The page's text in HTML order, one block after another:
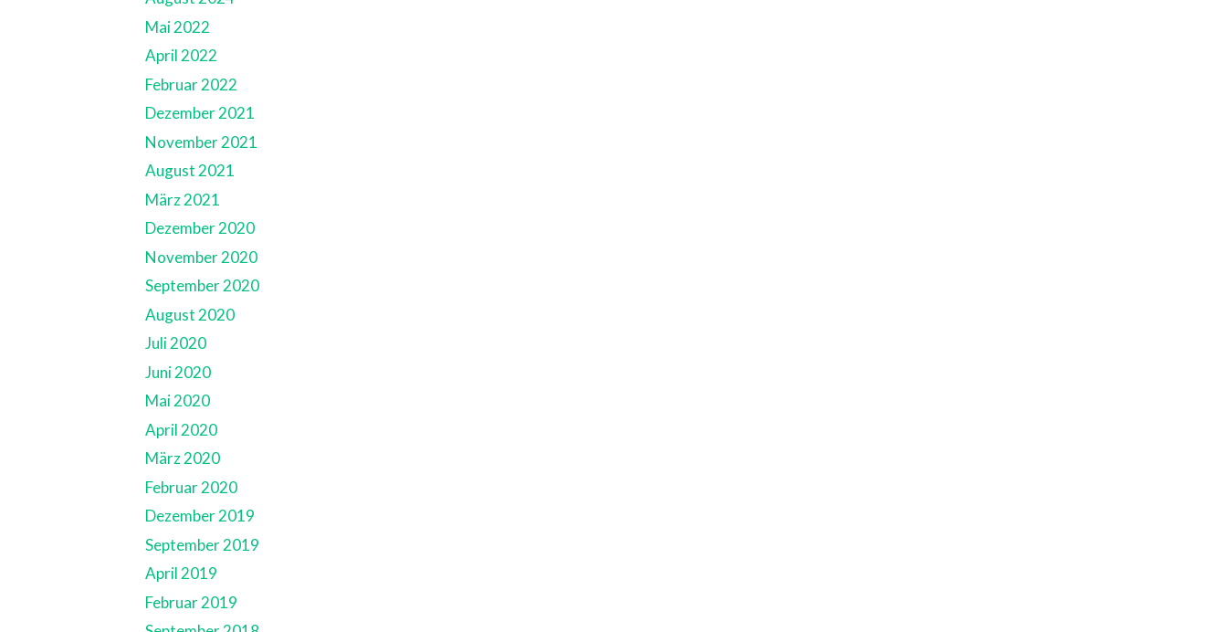
Mai 2022
April 2022
Februar 2022
Dezember 2021
November 2021
August 2021
März 2021
Dezember 2020
November 2020
September 2020
August 2020
Juli 2020
Juni 2020
Mai 2020
April 2020
März 2020
Februar 2020
Dezember 2019
September 2019
April 2019
Februar 2019